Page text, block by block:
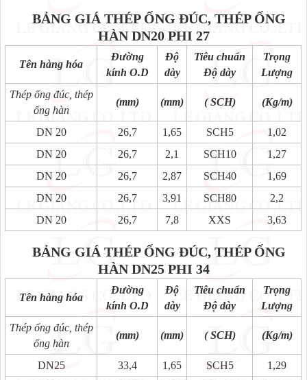
BẢNG GIÁ THÉP ỐNG ĐÚC, THÉP ỐNG
HÀNDN20 PHI 27
Tên hàng hóa
Đường
kính O.D
Độ
dày
Tiêu chuẩn
Độ dày
Trọng
Lượng
Thép ống đúc, thép
ống hàn
(mm) (mm) ( SCH) (Kg/m)
DN 20 26,7 1,65 SCH5
1,02
DN 20
26,7 2,1 SCH10
1,27
DN 20
26,7 2,87 SCH40
1,69
DN 20
26,7 3,91 SCH80
2,2
DN 20
26,7 7,8 XXS 3,63
BẢNG GIÁ THÉP ỐNG ĐÚC, THÉP ỐNG
HÀNDN25 PHI 34
Tên hàng hóa
Đường
kính O.D
Độ
dày
Tiêu chuẩn
Độ dày
Trọng
Lượng
Thép ống đúc, thép
ống hàn
(mm) (mm) ( SCH) (Kg/m)
DN25 33,4 1,65 SCH5
1,29